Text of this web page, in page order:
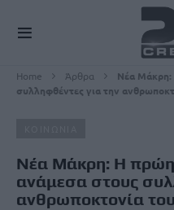
Home Άρθρα
Νέα Μάκρη:
συλληφθέντες για την
Νέα Μάκρη: Η
ανάμεσα στους
ανθρωποκτονία